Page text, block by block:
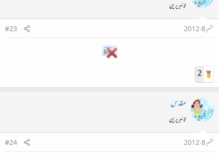
لائبریرین
ستمبر 8، 2012
#23
2
مقدس
لائبریرین
ستمبر 8، 2012
#24